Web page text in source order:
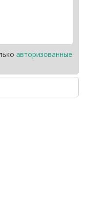
авторизованные